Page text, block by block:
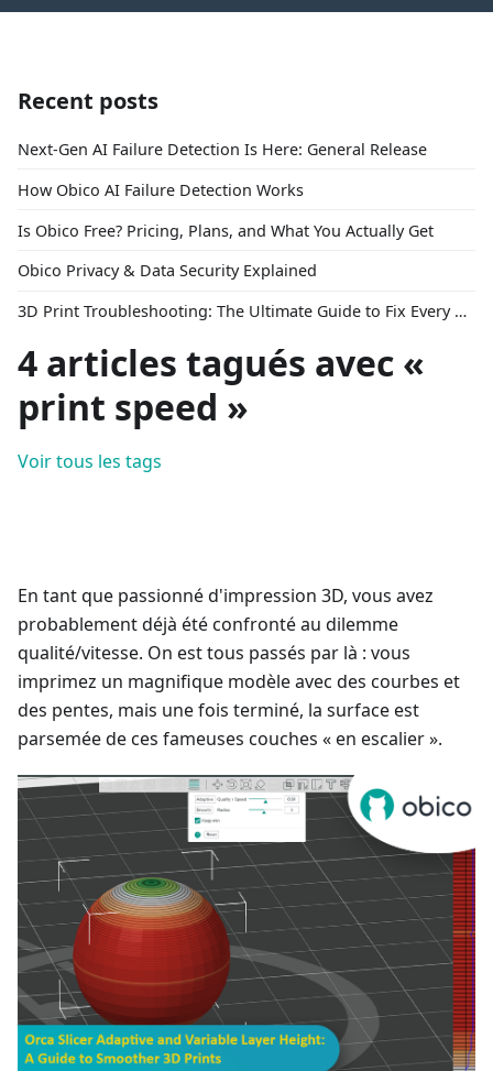
Recent posts
Next-Gen AI Failure Detection Is Here: General Release
How Obico AI Failure Detection Works
Is Obico Free? Pricing, Plans, and What You Actually Get
Obico Privacy & Data Security Explained
3D Print Troubleshooting: The Ultimate Guide to Fix Every Common Problem [2026]
4 articles tagués avec «
print speed »
Voir tous les tags
En tant que passionné d'impression 3D, vous avez
probablement déjà été confronté au dilemme
qualité/vitesse. On est tous passés par là : vous
imprimez un magnifique modèle avec des courbes et
des pentes, mais une fois terminé, la surface est
parsemée de ces fameuses couches « en escalier ».